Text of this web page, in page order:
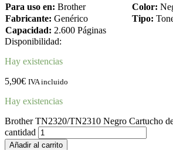
Para uso en: Brother Color:
Fabricante: Genérico Tipo:
Capacidad: 2.600 Páginas
Disponibilidad:
Hay existencias
5,90€ IVA incluido
Hay existencias
Brother TN2320/TN2310 Negro Cartucho
cantidad
Añadir al carrito